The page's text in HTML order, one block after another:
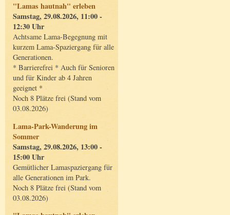
"Lamas hautnah" erleben
Samstag, 29.08.2026, 11:00 -
12:30 Uhr
Achtsame Lama-Begegnung mit
kurzem Lama-Spaziergang für alle
Generationen.
* Barrierefrei * Auch für Senioren
und für Kinder ab 4 Jahren
geeignet *
Noch 8 Plätze frei (Stand vom
03.08.2026)
Lama-Park-Wanderung im
Sommer
Samstag, 29.08.2026, 13:00 -
15:00 Uhr
Gemütlicher Lamaspaziergang für
alle Generationen im Park.
Noch 8 Plätze frei (Stand vom
03.08.2026)